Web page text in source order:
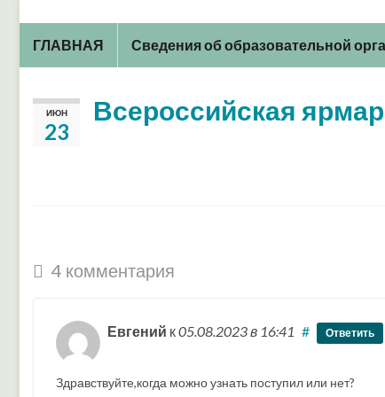
ГЛАВНАЯ Сведения об образовательной
ИЮН
23
Всероссийская
4 комментария
Евгений к05.08.2023в 16:41 # Ответить
Здравствуйте,когда можно узнать поступил или нет?